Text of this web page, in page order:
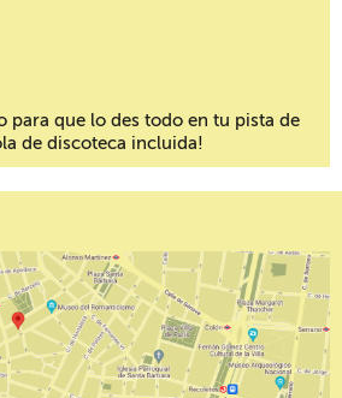
para que lo des todo en tu pista de
de discoteca incluida!